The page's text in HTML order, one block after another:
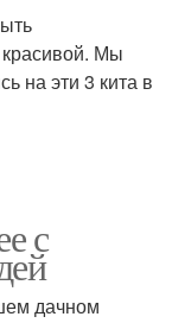
красивой. Мы
на эти 3 кита в
с
дачном